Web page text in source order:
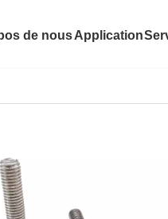
de nousApplication